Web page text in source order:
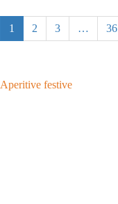
1 2 3 … 36
Aperitive festive